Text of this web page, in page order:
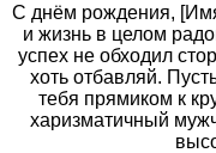
С днём рождения,
и жизнь в целом
успех не обходил
хоть отбавляй.
тебя прямиком к
харизматичный